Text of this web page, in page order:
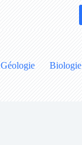
Géologie Biologie